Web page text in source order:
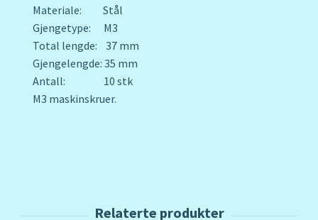
Materiale: Stål
Gjengetype: M3
Total lengde: 37 mm
Gjengelengde: 35 mm
Antall: 10 stk
M3 maskinskruer.